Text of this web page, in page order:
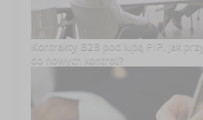
Kontrakty B2B pod lupą PIP. Jak
do nowych kontroli?